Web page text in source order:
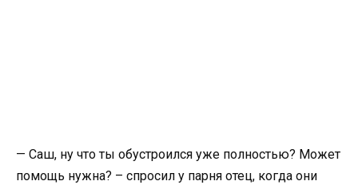
— Саш, ну что ты обустроился уже полностью? Может
помощь нужна? – спросил у парня отец, когда они